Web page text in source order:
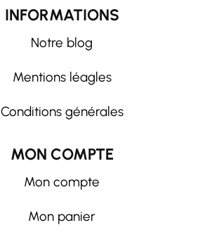
INFORMATIONS
Notre blog
Mentions léagles
Conditions générales
MON COMPTE
Mon compte
Mon panier